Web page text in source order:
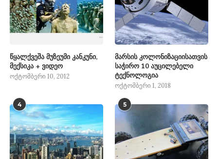
წყალქვეშა მუზეუმი კანკუნი,
მექსიკა + ვიდეო
ოქტომბერი 10, 2012
მარსის კოლონიზაციისათვის
საჭირო 10 აუცილებელი
ტექნოლოგია
ოქტომბერი 1, 2018
4 5